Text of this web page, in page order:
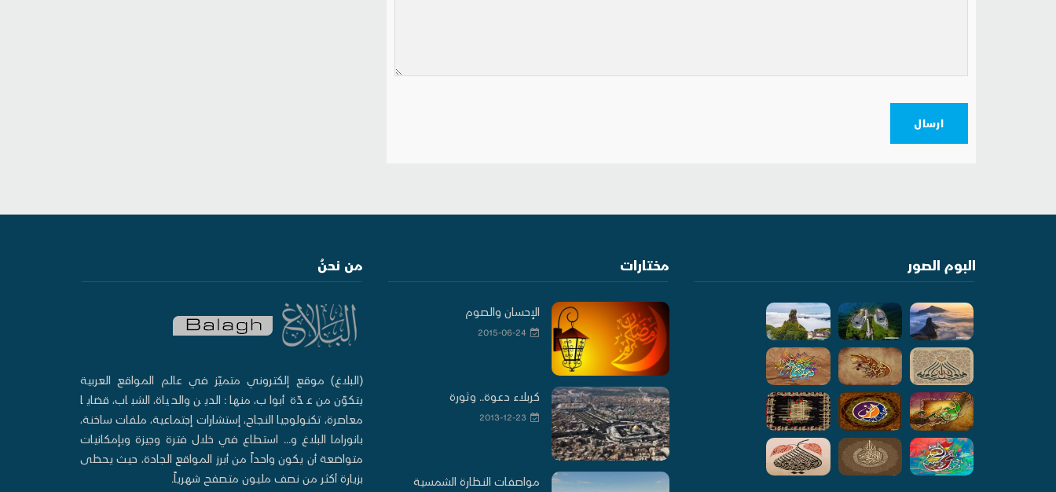
ارسال
من نحنُ
(البلاغ) موقع إلكتروني متميّز في عالم المواقع العربية
يتكوّن من عدّة أبواب، منها: الدين والحياة، الشباب، قضايا
معاصرة، تكنولوجيا النجاح، إستشارات إجتماعية، ملفات ساخنة،
بانوراما البلاغ و... استطاع في خلال فترة وجيزة وبإمكانيات
متواضعة أن يكون واحداً من أبرز المواقع الجادة، حيث يحظى
بزيارة أكثر من نصف مليون متصفح شهرياً.
مختارات
الإحسان والصوم
2015-06-24
كربلاء دعوة.. وثورة
2013-12-23
مواصفات النظارة الشمسية
البوم الصور